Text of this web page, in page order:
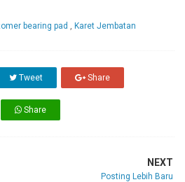
bearing pad Karet Jembatan
Tweet Share
Share
NEXT
Posting Lebih Baru